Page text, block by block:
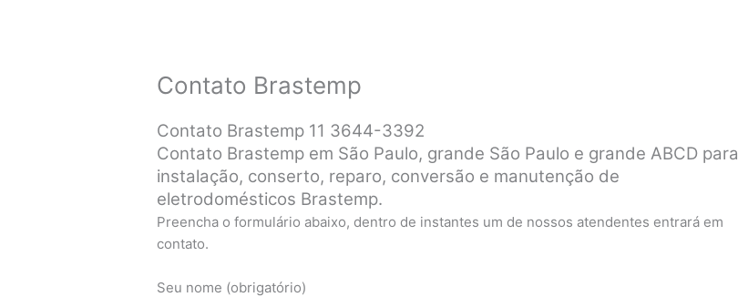
Contato Brastemp
Contato Brastemp 11 3644-3392
Contato Brastemp em São Paulo, grande São Paulo e grande ABCD para
instalação, conserto, reparo, conversão e manutenção de
eletrodomésticos Brastemp.
Preencha o formulário abaixo, dentro de instantes um de nossos atendentes entrará em
contato.
Seu nome (obrigatório)